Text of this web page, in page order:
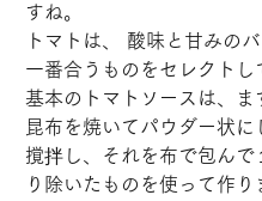
すね。
トマトは、 酸味と甘みの
一番合うものをセレクトし
基本のトマトソースは、
昆布を焼いてパウダー状
撹拌し、それを布で包ん
り除いたものを使って作り